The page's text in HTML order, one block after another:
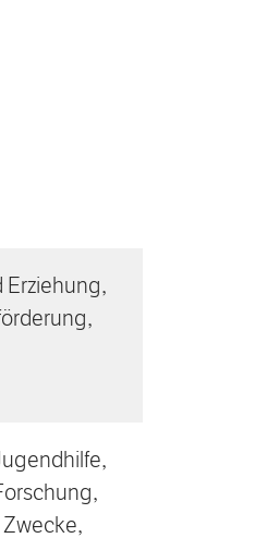
Erziehung,